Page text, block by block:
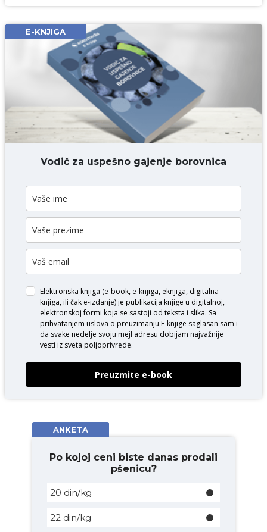
Email* obavezno
Komentar* obavezno
DODAJ KOMENTAR
E-KNJIGA
Vodič za uspešno gajenje borovnica
Elektronska knjiga (e-book, e-knjiga, eknjiga, digitalna
knjiga, ili čak e-izdanje) je publikacija knjige u digitalnoj,
elektronskoj formi koja se sastoji od teksta i slika. Sa
prihvatanjem uslova o preuzimanju E-knjige saglasan sam i
da svake nedelje svoju mejl adresu dobijam najvažnije
vesti iz sveta poljoprivrede.
Preuzmite e-book
ANKETA
Po kojoj ceni biste danas prodali
pšenicu?
20 din/kg
22 din/kg